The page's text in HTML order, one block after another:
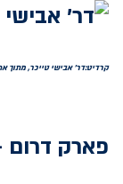
קרדיט:דר' אבישי טייכר, מתוך
פארק